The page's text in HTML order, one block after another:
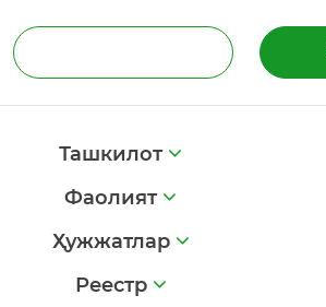
Ташкилот
Фаолият
Ҳужжатлар
Реестр